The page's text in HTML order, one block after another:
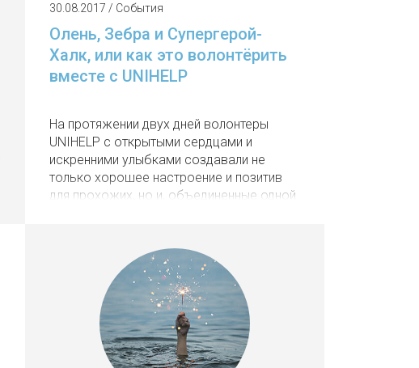
30.08.2017 / События
Олень, Зебра и Супергерой-
Халк, или как это волонтёрить
вместе с UNIHELP
На протяжении двух дней волонтеры
UNIHELP с открытыми сердцами и
искренними улыбками создавали не
только хорошее настроение и позитив
для прохожих, но и, объединенные одной
помогать и не оставаться равнодушными
к чужой беде. Ведь, как известно,
человек умеет помогать, и мы в
очередной раз убедились в этом безо
всякого сомнения!